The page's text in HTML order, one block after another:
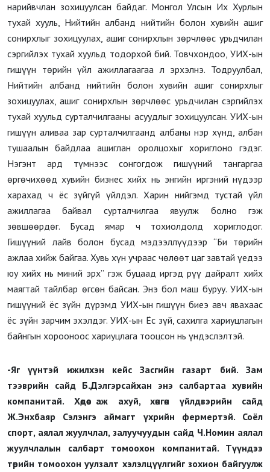
нарийвчлан зохицуулсан байдаг. Монгол Улсын Их Хурлын
тухай хууль, Нийтийн албанд нийтийн болон хувийн ашиг
сонирхлыг зохицуулах, ашиг сонирхлын зөрчлөөс урьдчилан
сэргийлэх тухай хуульд тодорхой бий. Товчхондоо, УИХ-ын
гишүүн төрийн үйл ажиллагаагаа л эрхэлнэ. Тодруулбал,
Нийтийн албанд нийтийн болон хувийн ашиг сонирхлыг
зохицуулах, ашиг сонирхлын зөрчлөөс урьдчилан сэргийлэх
тухай хуульд сурталчилгааны асуудлыг зохицуулсан. УИХ-ын
гишүүн аливаа зар сурталчилгаанд албаны нэр хүнд, албан
тушаалын байдлаа ашиглан оролцохыг хориглоно гэдэг.
Нэгэнт ард түмнээс сонгогдож гишүүний тангаргаа
өргөчихөөд хувийн бизнес хийх нь энгийн иргэний нүдээр
харахад ч ёс зүйгүй үйлдэл. Харин нийгэмд тустай үйл
ажиллагаа байвал сурталчилгаа явуулж болно гэж
зөвшөөрдөг. Бусад ямар ч тохиолдолд хориглодог.
Гишүүний лайв болон бусад мэдээллүүдээр “Би төрийн
ажлаа хийж байгаа. Хувь хүн учраас чөлөөт цаг завтай үедээ
юу хийх нь миний эрх” гэж буцаад иргэд рүү дайралт хийх
маягтай тайлбар өгсөн байсан. Энэ бол маш буруу. УИХ-ын
гишүүний ёс зүйн дүрэмд УИХ-ын гишүүн биеэ авч явахаас
ёс зүйн зарчим эхэлдэг. УИХ-ын Ёс зүй, сахилга хариуцлагын
байнгын хорооноос хариуцлага тооцсон нь үндэслэлтэй.
-Яг үүнтэй ижилхэн кейс Засгийн газарт бий. Зам
тээврийн сайд Б.Дэлгэрсайхан энэ салбартаа хувийн
компанитай. Хөдөө аж ахуй, хөнгөн үйлдвэрийн сайд
Ж.Энхбаяр Сэлэнгэ аймагт үхрийн фермертэй. Соёл
спорт, аялал жуулчлал, залуучуудын сайд Ч.Номин аялал
жуулчлалын салбарт томоохон компанитай. Түүндээ
төрийн томоохон уулзалт хэлэлцүүлгийг зохион байгуулж